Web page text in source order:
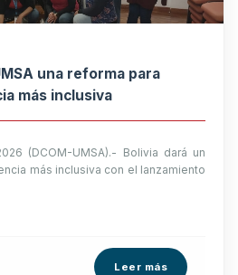
una reforma para
más inclusiva
(DCOM-UMSA).- Bolivia dará un
más inclusiva con el lanzamiento
Leer más